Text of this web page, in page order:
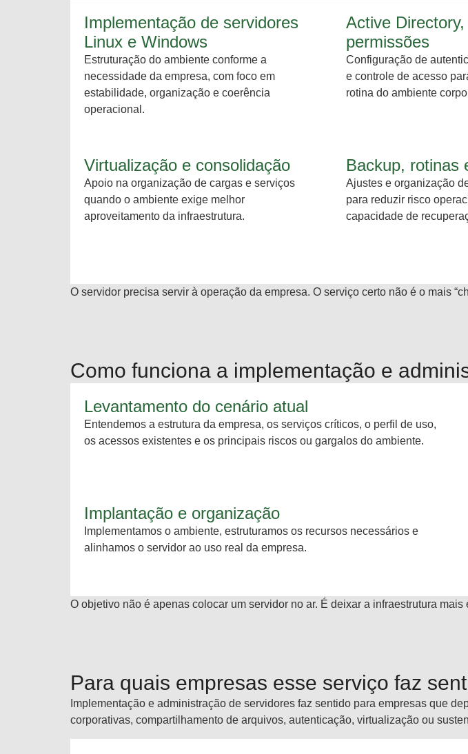
Implementação de servidores
Linux e Windows
Estruturação do ambiente conforme a
necessidade da empresa, com foco em
estabilidade, organização e coerência
operacional.
Active
permissões
Configuração de
e controle de acesso
rotina do ambiente
Virtualização e consolidação
Apoio na organização de cargas e serviços
quando o ambiente exige melhor
aproveitamento da infraestrutura.
Backup, rotinas
Ajustes e organização
para reduzir risco
capacidade de
O servidor precisa servir à operação da empresa. O serviço certo não é o mais
Como funciona a implementação e
Levantamento do cenário atual
Entendemos a estrutura da empresa, os serviços críticos, o perfil de uso,
os acessos existentes e os principais riscos ou gargalos do ambiente.
Implantação e organização
Implementamos o ambiente, estruturamos os recursos necessários e
alinhamos o servidor ao uso real da empresa.
O objetivo não é apenas colocar um servidor no ar. É deixar a infraestrutura
Para quais empresas esse serviço faz
Implementação e administração de servidores faz sentido para empresas que
corporativas, compartilhamento de arquivos, autenticação, virtualização ou